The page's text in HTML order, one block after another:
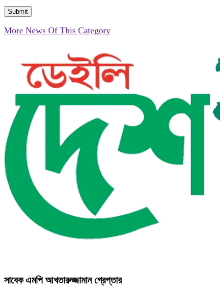
More News Of This Category
সাবেক এমপি আখতারুজ্জামান গ্রেপ্তার